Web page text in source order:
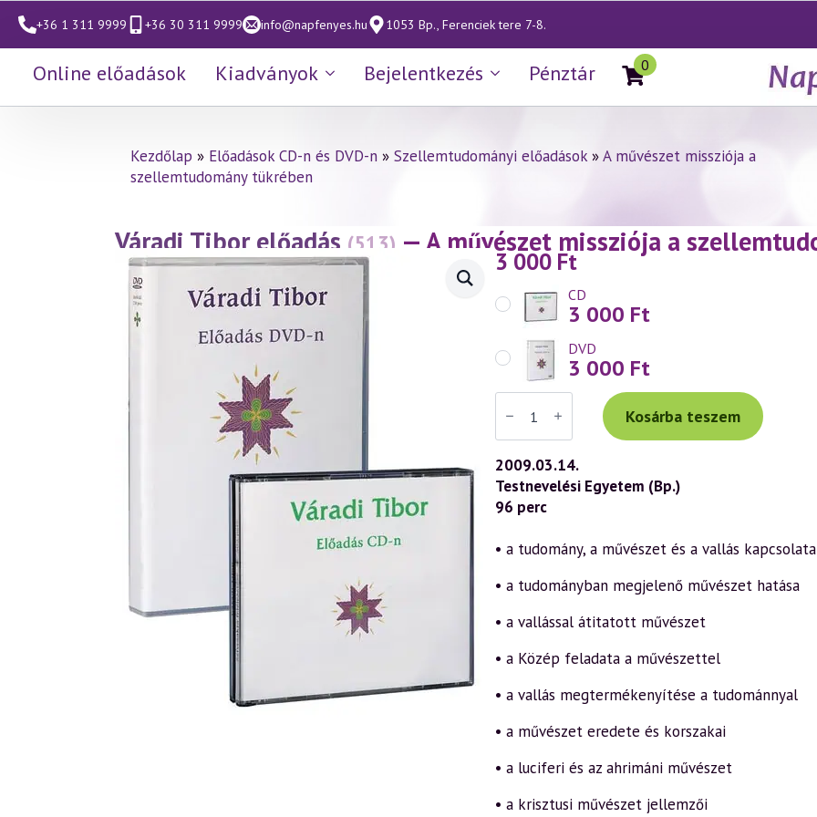
+36 1 311 9999 +36 30 311 9999 info@napfenyes.hu 1053 Bp., Ferenciek tere 7-8.
Online előadások Kiadványok Bejelentkezés Pénztár 0
Kezdőlap » Előadások CD-n és DVD-n » Szellemtudományi előadások»A művészet missziója a
szellemtudomány tükrében
Váradi Tibor előadás (513) — A művészet missziója a
(2009.03.14.)
3 000 Ft
CD
3 000 Ft
DVD
3 000 Ft
Váradi
Tibor
előadás
(513)
—
A
művészet
missziója
a
tükrében
(2009.03.14.)
Kosárba teszem
2009.03.14.
Testnevelési Egyetem (Bp.)
96 perc
• a tudomány, a művészet és a vallás
• a tudományban megjelenő művészet hatása
• a vallással átitatott művészet
• a Közép feladata a művészettel
• a vallás megtermékenyítése a tudománnyal
• a művészet eredete és korszakai
• a luciferi és az ahrimáni művészet
• a krisztusi művészet jellemzői